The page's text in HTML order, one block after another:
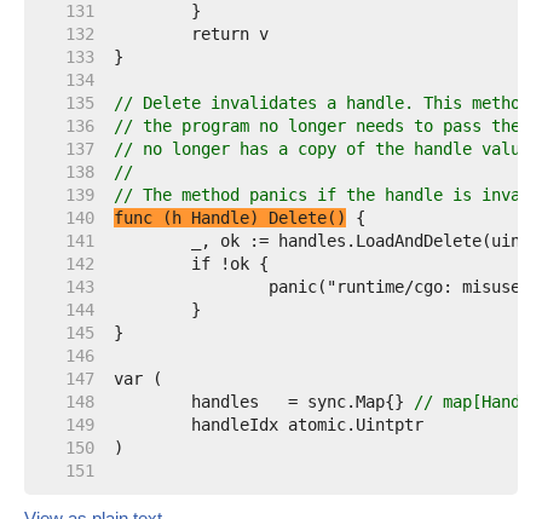
   131
   132
   133
   134
   135
// Delete invalidates a handle. This method
   136
// the program no longer needs to pass the
   137
// no longer has a copy of the handle value.
   138
//
   139
// The method panics if the handle is
   140
func (h Handle) Delete()
   141
   142
   143
   144
   145
   146
   147
   148
	handles   = sync.Map{}
//
   149
   150
   151